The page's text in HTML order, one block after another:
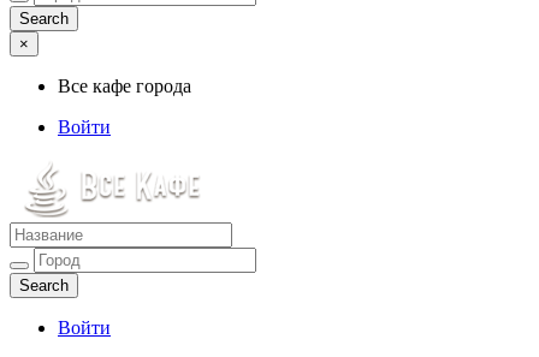
×
Все кафе города
Войти
Все кафе города
Каталог хороших кафе
Войти